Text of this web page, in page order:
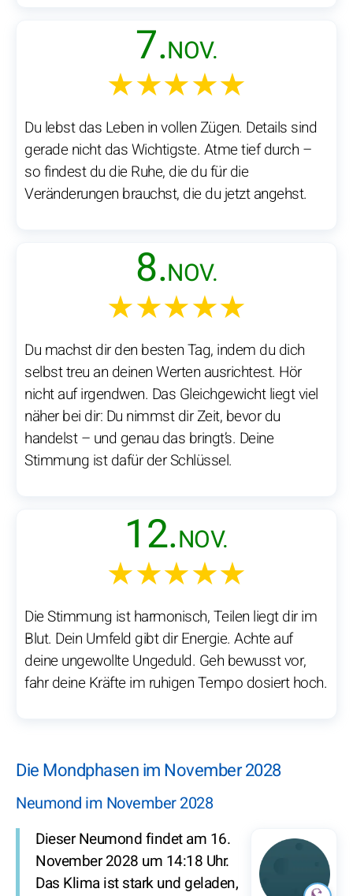
7.NOV.
★★★★★
Du lebst das Leben in vollen Zügen. Details sind
gerade nicht das Wichtigste. Atme tief durch –
so findest du die Ruhe, die du für die
Veränderungen brauchst, die du jetzt angehst.
8.NOV.
★★★★★
Du machst dir den besten Tag, indem du dich
selbst treu an deinen Werten ausrichtest. Hör
nicht auf irgendwen. Das Gleichgewicht liegt viel
näher bei dir: Du nimmst dir Zeit, bevor du
handelst – und genau das bringt’s. Deine
Stimmung ist dafür der Schlüssel.
12.NOV.
★★★★★
Die Stimmung ist harmonisch, Teilen liegt dir im
Blut. Dein Umfeld gibt dir Energie. Achte auf
deine ungewollte Ungeduld. Geh bewusst vor,
fahr deine Kräfte im ruhigen Tempo dosiert hoch.
Die Mondphasen im November 2028
Neumond im November 2028
Dieser Neumond findet am 16.
November 2028 um 14:18 Uhr.
Das Klima ist stark und geladen,